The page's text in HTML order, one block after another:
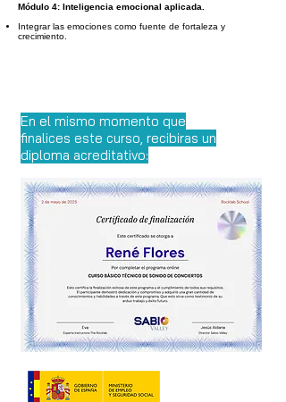
Módulo 4: Inteligencia emocional aplicada.
Integrar las emociones como fuente de fortaleza y
crecimiento.
En el mismo momento que
finalices este curso, recibiras un
diploma acreditativo: